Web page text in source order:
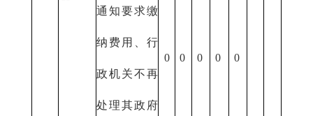
通知要求缴
纳费用、行
政机关不再
处理其政府
0 0 0 0 0